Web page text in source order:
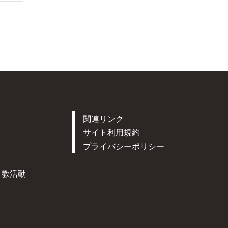
活動
関連リンク
サイト利用規約
プライバシーポリシー